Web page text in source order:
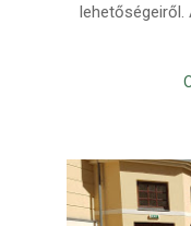
lehetőségeiről.